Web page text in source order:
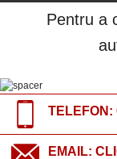
Pentru a
TELEFON:
EMAIL: